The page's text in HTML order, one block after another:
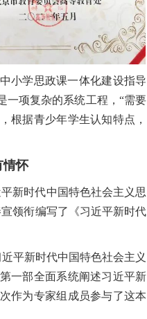
小学思政课一体化建设指导
一项复杂的系统工程，“需要
根据青少年学生认知特点，
情怀
新时代中国特色社会主义思
领衔编写了《习近平新时代
平新时代中国特色社会主义
一部全面系统阐述习近平新
作为专家组成员参与了这本